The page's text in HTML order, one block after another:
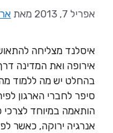
אפריל 7, 2013 מאת
איסלנד מצליחה
אירופה ואת המדינה
בהחלט יש מה ללמוד
סיפר לחברי הארגון
הותאמה במיוחד לצרכי
אנרגיה ירוקה, כאשר